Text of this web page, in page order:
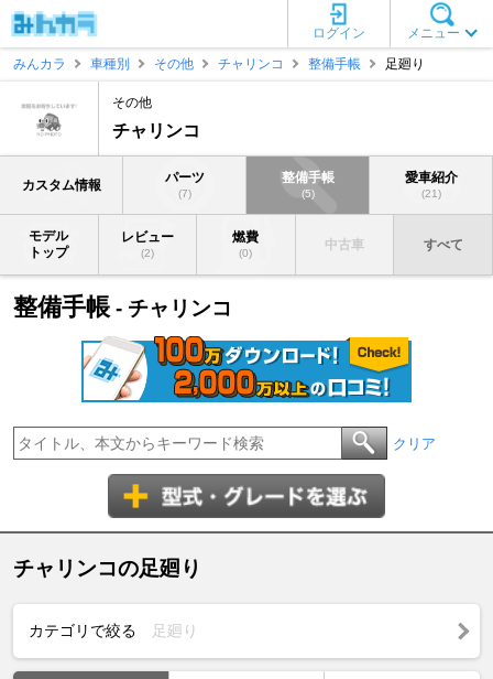
メニュー
ログイン
みんカラ
車種別 その他 チャリンコ 整備手帳 足廻り
その他
チャリンコ
カスタム情報 パーツ
(7)
整備手帳
(5)
愛車紹介
(21)
モデル
トップ
レビュー
(2)
燃費
(0)
中古車 すべて
整備手帳 - チャリンコ
クリア
チャリンコの足廻り
カテゴリで絞る 足廻り